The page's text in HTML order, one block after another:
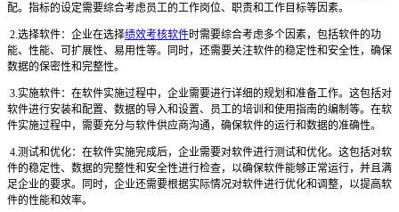
配。指标的设定需要综合考虑员工的工作岗位、职责和工作目标等因素。
2.选择软件：企业在选择绩效考核软件时需要综合考虑多个因素，包括软件的功
能、性能、可扩展性、易用性等。同时，还需要关注软件的稳定性和安全性，确保
数据的保密性和完整性。
3.实施软件：在软件实施过程中，企业需要进行详细的规划和准备工作。这包括对
软件进行安装和配置、数据的导入和设置、员工的培训和使用指南的编制等。在软
件实施过程中，需要充分与软件供应商沟通，确保软件的运行和数据的准确性。
4.测试和优化：在软件实施完成后，企业需要对软件进行测试和优化。这包括对软
件的稳定性、数据的完整性和安全性进行检查，以确保软件能够正常运行，并且满
足企业的要求。同时，企业还需要根据实际情况对软件进行优化和调整，以提高软
件的性能和效率。